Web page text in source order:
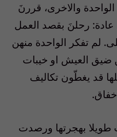
الواحدة والاخرى، قررنَ
عادة: رحلنَ بقصد العمل
لم تفكر الواحدة منهن
ضيق العيش او خيبات
قد يغطّون تكاليف
طويلا بهجرتها ورصدت